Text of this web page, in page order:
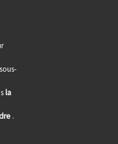
la
.